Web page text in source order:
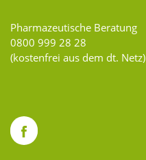
Pharmazeutische Beratung
0800 999 28 28
(kostenfrei aus dem dt. Netz)